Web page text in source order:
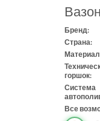
Бренд:
Страна:
горшок:
Система
Все